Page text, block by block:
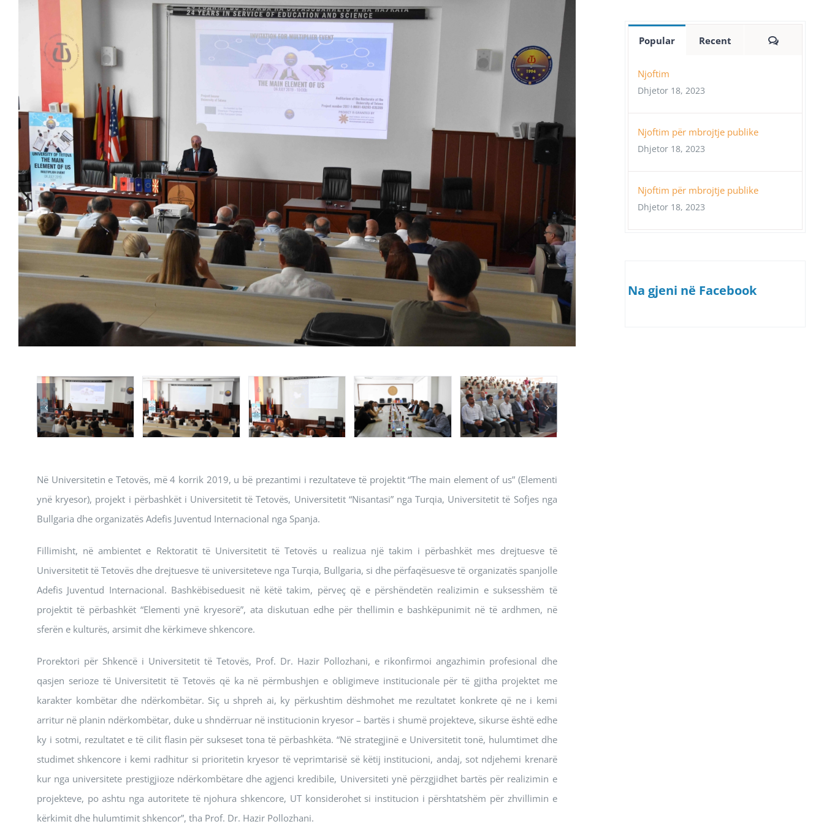
Larger
Image
Në Universitetin e Tetovës, më 4 korrik 2019, u bë prezantimi i rezultateve të projektit “The main element of us” (Elementi
ynë kryesor), projekt i përbashkët i Universitetit të Tetovës, Universitetit “Nisantasi” nga Turqia, Universitetit të Sofjes nga
Bullgaria dhe organizatës Adefis Juventud Internacional nga Spanja.
Fillimisht, në ambientet e Rektoratit të Universitetit të Tetovës u realizua një takim i përbashkët mes drejtuesve të
Universitetit të Tetovës dhe drejtuesve të universiteteve nga Turqia, Bullgaria, si dhe përfaqësuesve të organizatës spanjolle
Adefis Juventud Internacional. Bashkëbiseduesit në këtë takim, përveç që e përshëndetën realizimin e suksesshëm të
projektit të përbashkët “Elementi ynë kryesorë”, ata diskutuan edhe për thellimin e bashkëpunimit në të ardhmen, në
sferën e kulturës, arsimit dhe kërkimeve shkencore.
Prorektori për Shkencë i Universitetit të Tetovës, Prof. Dr. Hazir Pollozhani, e rikonfirmoi angazhimin profesional dhe
qasjen serioze të Universitetit të Tetovës që ka në përmbushjen e obligimeve institucionale për të gjitha projektet me
karakter kombëtar dhe ndërkombëtar. Siç u shpreh ai, ky përkushtim dëshmohet me rezultatet konkrete që ne i kemi
arritur në planin ndërkombëtar, duke u shndërruar në institucionin kryesor – bartës i shumë projekteve, sikurse është edhe
ky i sotmi, rezultatet e të cilit flasin për sukseset tona të përbashkëta. “Në strategjinë e Universitetit tonë, hulumtimet dhe
studimet shkencore i kemi radhitur si prioritetin kryesor të veprimtarisë së këtij institucioni, andaj, sot ndjehemi krenarë
kur nga universitete prestigjioze ndërkombëtare dhe agjenci kredibile, Universiteti ynë përzgjidhet bartës për realizimin e
projekteve, po ashtu nga autoritete të njohura shkencore, UT konsiderohet si institucion i përshtatshëm për zhvillimin e
kërkimit dhe hulumtimit shkencor”, tha Prof. Dr. Hazir Pollozhani.
Popular Recent
Njoftim
Dhjetor 18, 2023
Njoftim për mbrojtje publike
Dhjetor 18, 2023
Njoftim për mbrojtje publike
Dhjetor 18, 2023
Na gjeni në Facebook